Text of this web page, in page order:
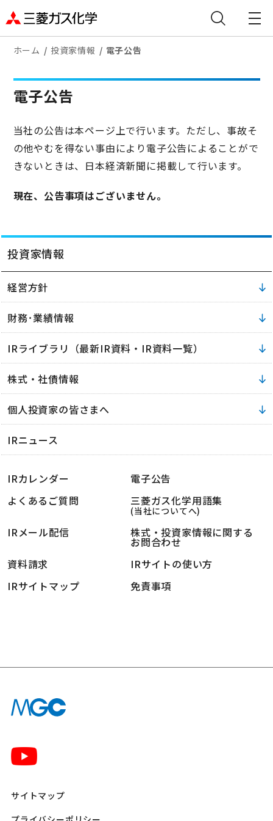
ホーム 投資家情報 電子公告
電子公告
当社の公告は本ページ上で行います。ただし、事故そ
の他やむを得ない事由により電子公告によることがで
きないときは、日本経済新聞に掲載して行います。
現在、公告事項はございません。
投資家情報
経営方針
財務･業績情報
IRライブラリ（最新IR資料・IR資料一覧）
株式・社債情報
個人投資家の皆さまへ
IRニュース
IRカレンダー
電子公告
よくあるご質問
三菱ガス化学用語集
(当社についてへ)
IRメール配信 株式・投資家情報に関する
お問合わせ
資料請求
IRサイトの使い方
IRサイトマップ
免責事項
サイトマップ